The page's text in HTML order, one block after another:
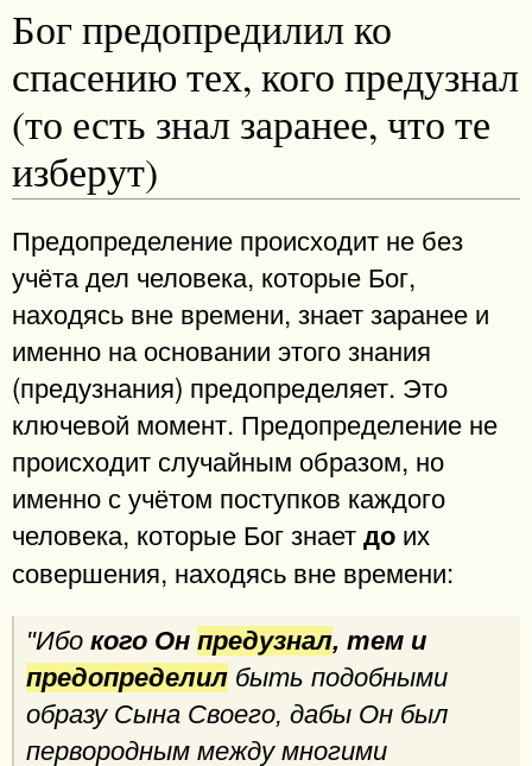
Бог предопредилил ко
спасению тех, кого предузнал
(то есть знал заранее, что те
изберут)
Предопределение происходит не без
учёта дел человека, которые Бог,
находясь вне времени, знает заранее и
именно на основании этого знания
(предузнания) предопределяет. Это
ключевой момент. Предопределение не
происходит случайным образом, но
именно с учётом поступков каждого
человека, которые Бог знаетдо их
совершения, находясь вне времени:
"Ибо кого Он предузнал, тем и
предопределил быть подобными
образу Сына Своего, дабы Он был
первородным между многими